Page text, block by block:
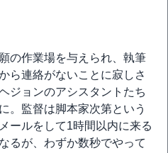
の作業場を与えられ、執筆
ら連絡がないことに寂しさ
ジョンのアシスタントたち
。監督は脚本家次第という
ールをして1時間以内に来る
るが、わずか数秒でやって